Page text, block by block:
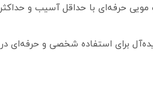
مویی حرفه‌ای با حداقل آسیب و حداکثر
برای استفاده شخصی و حرفه‌ای در